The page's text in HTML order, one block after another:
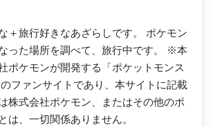
＋旅行好きなあざらしです。 ポケモン
った場所を調べて、旅行中です。 ※本
ポケモンが開発する「ポケットモンス
ファンサイトであり、本サイトに記載
株式会社ポケモン、またはその他のポ
は、一切関係ありません。